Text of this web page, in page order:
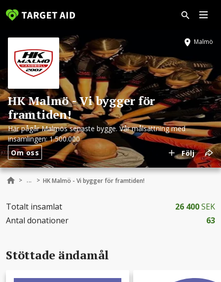
HK Malmö - Vi bygger för
framtiden!
Här pågår Malmös senaste bygge. Vår målsättning med
insamlingen: 1.500.000
Malmö
Om oss Följ
> ... > HK Malmö - Vi bygger för framtiden!
Totalt insamlat 26 400SEK
Antal donationer
63
Stöttade ändamål